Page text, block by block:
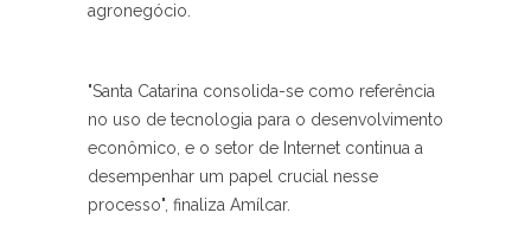
agronegócio.
"Santa Catarina consolida-se como referência
no uso de tecnologia para o desenvolvimento
econômico, e o setor de Internet continua a
desempenhar um papel crucial nesse
processo", finaliza Amílcar.